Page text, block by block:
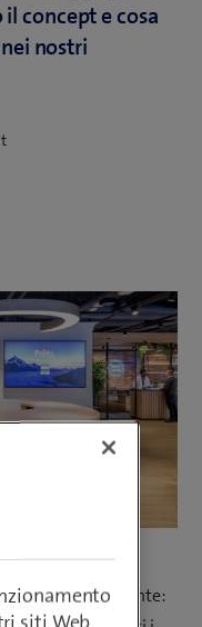
concept e cosa
nostri
importante: